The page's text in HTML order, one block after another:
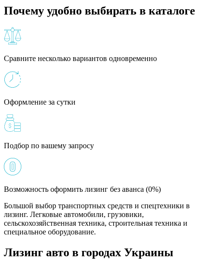
Почему удобно выбирать в каталоге
Сравните несколько вариантов одновременно
Оформление за сутки
Подбор по вашему запросу
Возможность оформить лизинг без аванса (0%)
Большой выбор транспортных средств и спецтехники в
лизинг. Легковые автомобили, грузовики,
сельскохозяйственная техника, строительная техника и
специальное оборудование.
Лизинг авто в городах Украины